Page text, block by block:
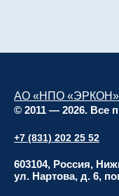
АО «НПО «ЭРКОН»
© 2011 — 2026. Все
+7 (831) 202 25 52
603104, Россия,
ул. Нартова, д. 6,